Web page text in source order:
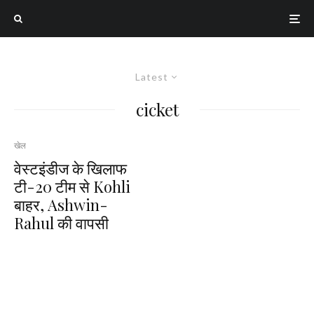
Latest
cicket
खेल
वेस्टइंडीज के खिलाफ
टी-20 टीम से Kohli
बाहर, Ashwin-
Rahul की वापसी